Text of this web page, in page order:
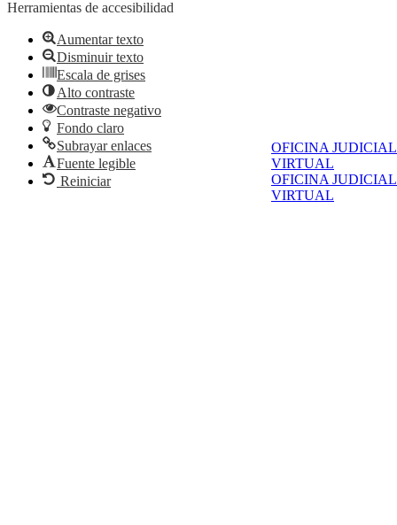
OFICINA JUDICIAL
VIRTUAL
OFICINA JUDICIAL
VIRTUAL
Herramientas de accesibilidad
Aumentar texto
Disminuir texto
Escala de grises
Alto contraste
Contraste negativo
Fondo claro
Subrayar enlaces
Fuente legible
Reiniciar